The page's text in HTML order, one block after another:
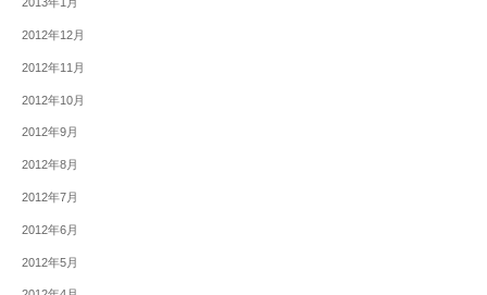
2012年12月
2012年11月
2012年10月
2012年9月
2012年8月
2012年7月
2012年6月
2012年5月